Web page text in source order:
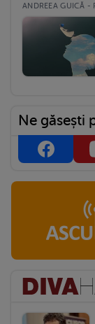
ANDREEA GUICĂ -
Ne găsești